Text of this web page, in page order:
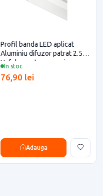
In stoc
Profil banda LED aplicat
Aluminiu difuzor patrat 2.5m
Hafele pentru casa si
76,90 lei
Adauga